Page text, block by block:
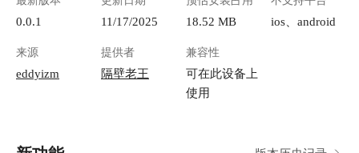
0.0.1 11/17/2025 18.52 MB ios、android
来源
eddyizm
提供者
隔壁老王
兼容性
可在此设备上
使用